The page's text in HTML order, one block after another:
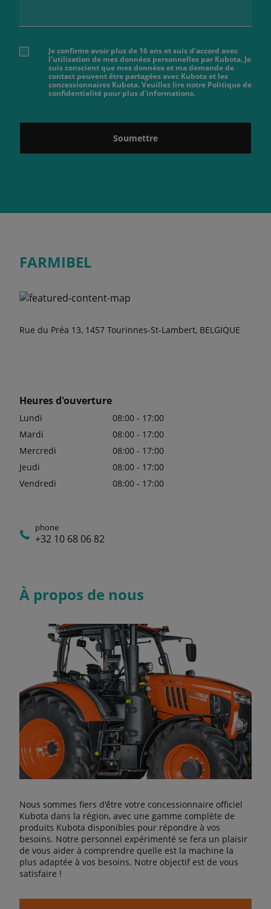
Je confirme avoir plus de 16 ans et suis d'accord avec
l'utilisation de mes données personnelles par Kubota. Je
suis conscient que mes données et ma demande de
contact peuvent être partagées avec Kubota et les
concessionnaires Kubota. Veuillez lire notre Politique de
confidentialité pour plus d'informations.
Soumettre
FARMIBEL
Rue du Préa 13, 1457 Tourinnes-St-Lambert, BELGIQUE
Heures d'ouverture
Lundi
08:00 - 17:00
Mardi
08:00 - 17:00
Mercredi
08:00 - 17:00
Jeudi
08:00 - 17:00
Vendredi
08:00 - 17:00
phone
+32 10 68 06 82
À propos de nous
Nous sommes fiers d'être votre concessionnaire officiel
Kubota dans la région, avec une gamme complète de
produits Kubota disponibles pour répondre à vos
besoins. Notre personnel expérimenté se fera un plaisir
de vous aider à comprendre quelle est la machine la
plus adaptée à vos besoins. Notre objectif est de vous
satisfaire !